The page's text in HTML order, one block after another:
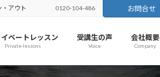
・アウト 0120-104-486 お問合せ
ベートレッスン
Private-lessons
受講生の声
Voice
会社概要
Company